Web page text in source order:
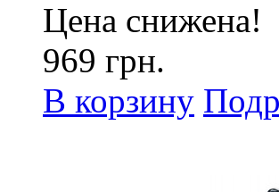
Цена снижена!
969 грн.
В корзину